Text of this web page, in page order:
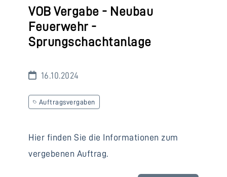
VOB Vergabe - Neubau
Feuerwehr -
Sprungschachtanlage
16.10.2024
Auftragsvergaben
Hier finden Sie die Informationen zum
vergebenen Auftrag.